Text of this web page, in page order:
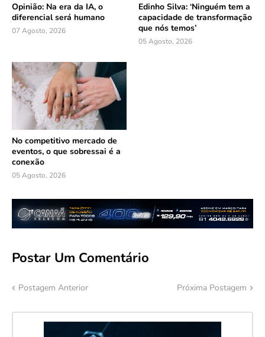
Opinião: Na era da IA, o
diferencial será humano
07 Agosto, 2026
Edinho Silva: ‘Ninguém tem a
capacidade de transformação
que nós temos’
05 Agosto, 2026
No competitivo mercado de
eventos, o que sobressai é a
conexão
05 Agosto, 2026
Postar Um Comentário
Postagem Anterior Próxima Postagem